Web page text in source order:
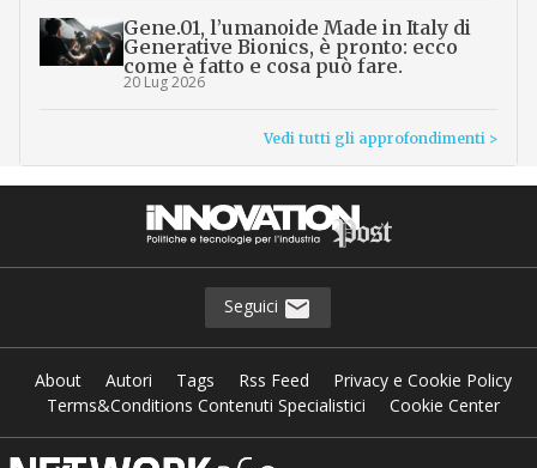
Gene.01, l’umanoide Made in Italy di
Generative Bionics, è pronto: ecco
come è fatto e cosa può fare.
20 Lug 2026
Vedi tutti gli approfondimenti >
Seguici
About Autori Tags Rss Feed
Privacy e Cookie Policy
Terms&Conditions Contenuti Specialistici
Cookie Center